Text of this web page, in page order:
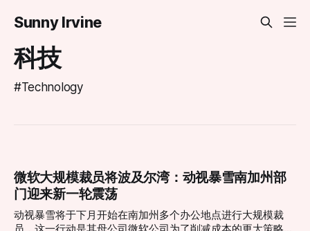
Sunny Irvine
科技
#Technology
微软大规模裁员将波及尔湾：动视暴雪南加州部
门迎来新一轮震荡
动视暴雪将于下月开始在南加州多个办公地点进行大规模裁